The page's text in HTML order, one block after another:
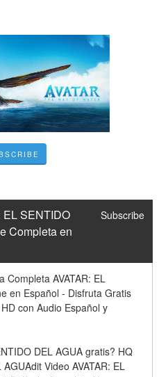
EL SENTIDO
Completa en
Subscribe
Completa AVATAR: EL
en Español - Disfruta Gratis
con Audio Español y
DEL AGUA gratis? HQ
Video AVATAR: EL